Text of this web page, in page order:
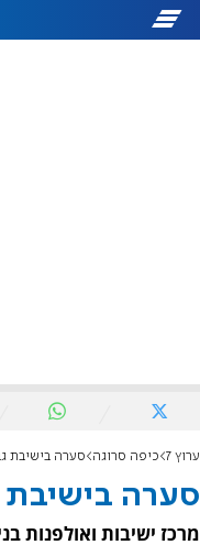
ערוץ 7 כיפה סרוגה סערה בישיבת
סערה
מרכז ישיבות ואולפנות